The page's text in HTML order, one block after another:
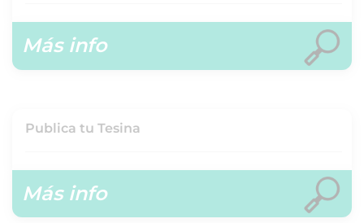
Más info
Publica tu Tesina
Más info